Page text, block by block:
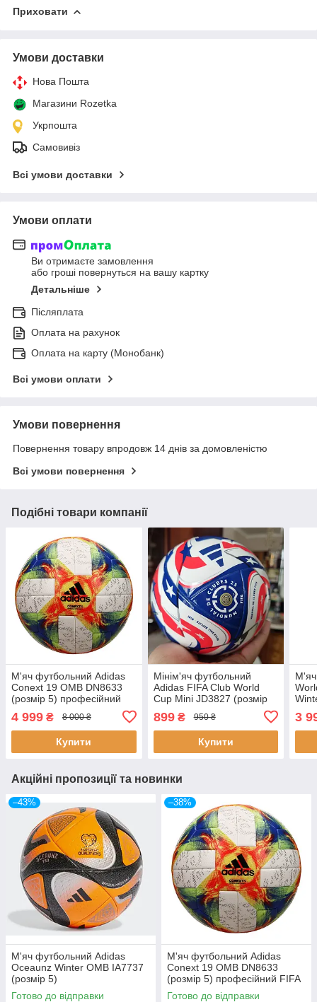
Приховати
Умови доставки
Нова Пошта
Магазини Rozetka
Укрпошта
Самовивіз
Всі умови доставки
Умови оплати
Ви отримаєте замовлення
або гроші повернуться на вашу картку
Детальніше
Післяплата
Оплата на рахунок
Оплата на карту (Монобанк)
Всі умови оплати
Умови повернення
Повернення товару впродовж 14 днів за домовленістю
Всі умови повернення
Подібні товари компанії
М'яч футбольний Adidas
Conext 19 OMB DN8633
(розмір 5) професійний
4 999 ₴ 8 000 ₴
Купити
Мінім'яч футбольний
Adidas FIFA Club World
Cup Mini JD3827 (розмір
1) сувенірний м'ячик, для
дітей, 15 см
899₴ 950 ₴
Купити
М'яч
3
Акційні пропозиції та новинки
–43%
М'яч футбольний Adidas
Oceaunz Winter OMB IA7737
(розмір 5)
Готово до відправки
–38%
М'яч футбольний Adidas
Conext 19 OMB DN8633
(розмір 5) професійний FIFA
Quality Pro
Готово до відправки